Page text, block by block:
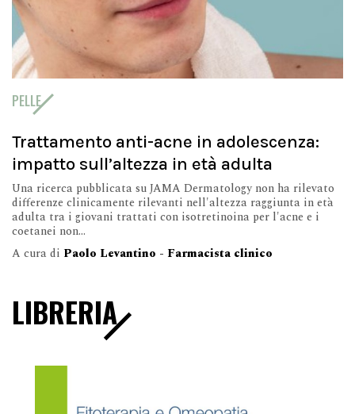
PELLE
Trattamento anti-acne in adolescenza:
impatto sull’altezza in età adulta
Una ricerca pubblicata su JAMA Dermatology non ha rilevato
differenze clinicamente rilevanti nell'altezza raggiunta in età
adulta tra i giovani trattati con isotretinoina per l'acne e i
coetanei non...
A cura di Paolo Levantino - Farmacista clinico
LIBRERIA